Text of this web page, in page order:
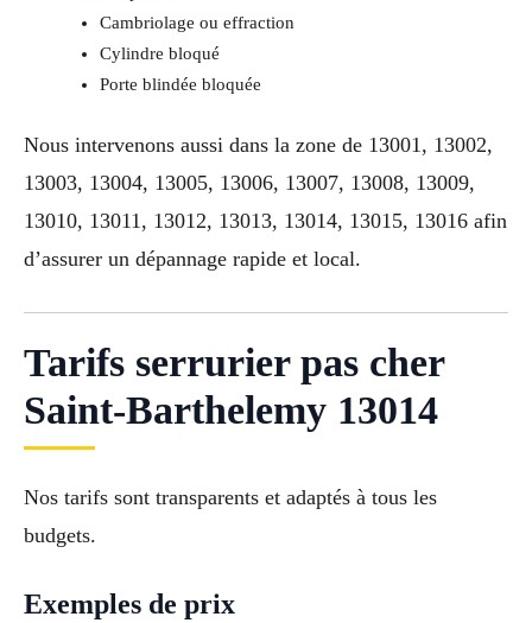
Cambriolage ou effraction
Cylindre bloqué
Porte blindée bloquée
Nous intervenons aussi dans la zone de 13001, 13002,
13003, 13004, 13005, 13006, 13007, 13008, 13009,
13010, 13011, 13012, 13013, 13014, 13015, 13016 afin
d’assurer un dépannage rapide et local.
Tarifs serrurier pas cher
Saint-Barthelemy 13014
Nos tarifs sont transparents et adaptés à tous les
budgets.
Exemples de prix